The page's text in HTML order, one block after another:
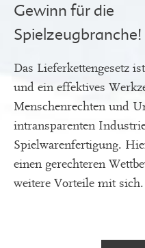
Gewinn für die
Spielzeugbranche!
Das Lieferkettengesetz
und ein effektives
Menschenrechten und
intransparenten
Spielwarenfertigung.
einen gerechteren
weitere Vorteile mit sich.